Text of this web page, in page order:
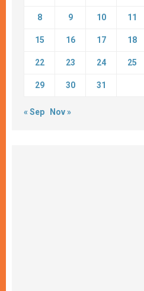
8 9 10 11
15 16 17 18
22 23 24 25
29 30 31
« Sep Nov »